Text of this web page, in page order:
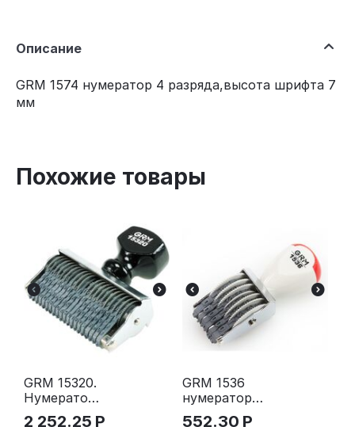
Описание
GRM 1574 нумератор 4 разряда,высота шрифта 7
мм
Похожие товары
GRM 15320.
Нумератор
20-ти
2 252.25 Р
GRM 1536
нумератор
ленточный,
552.30 Р